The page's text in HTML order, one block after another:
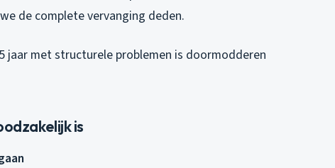
de complete vervanging deden.
jaar met structurele problemen is doormodderen
is